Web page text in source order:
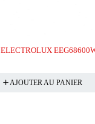
Lave vaisselle encastrable ELECTROLUX
AJOUTER AU PANIER